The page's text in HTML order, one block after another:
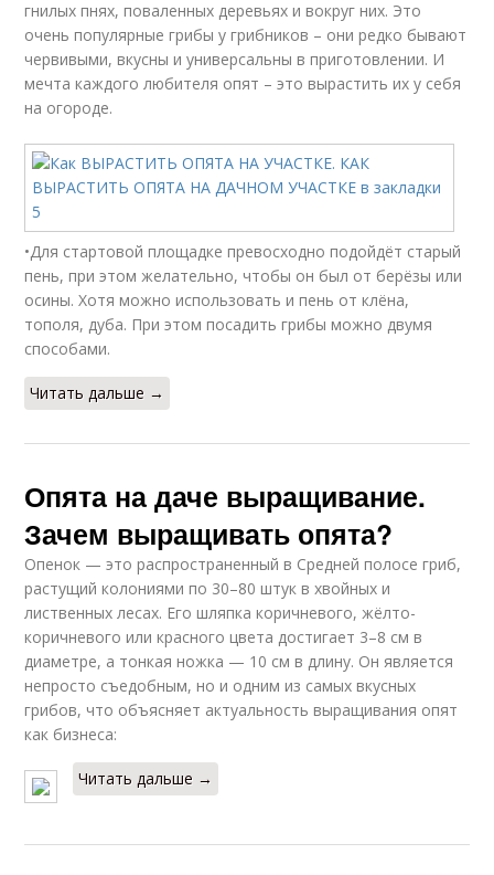
гнилых пнях, поваленных деревьях и вокруг них. Это
очень популярные грибы у грибников – они редко бывают
червивыми, вкусны и универсальны в приготовлении. И
мечта каждого любителя опят – это вырастить их у себя
на огороде.
•Для стартовой площадке превосходно подойдёт старый
пень, при этом желательно, чтобы он был от берёзы или
осины. Хотя можно использовать и пень от клёна,
тополя, дуба. При этом посадить грибы можно двумя
способами.
Читать дальше →
Опята на даче выращивание.
Зачем выращивать опята?
Опенок — это распространенный в Средней полосе гриб,
растущий колониями по 30–80 штук в хвойных и
лиственных лесах. Его шляпка коричневого, жёлто-
коричневого или красного цвета достигает 3–8 см в
диаметре, а тонкая ножка — 10 см в длину. Он является
непросто съедобным, но и одним из самых вкусных
грибов, что объясняет актуальность выращивания опят
как бизнеса:
Читать дальше →